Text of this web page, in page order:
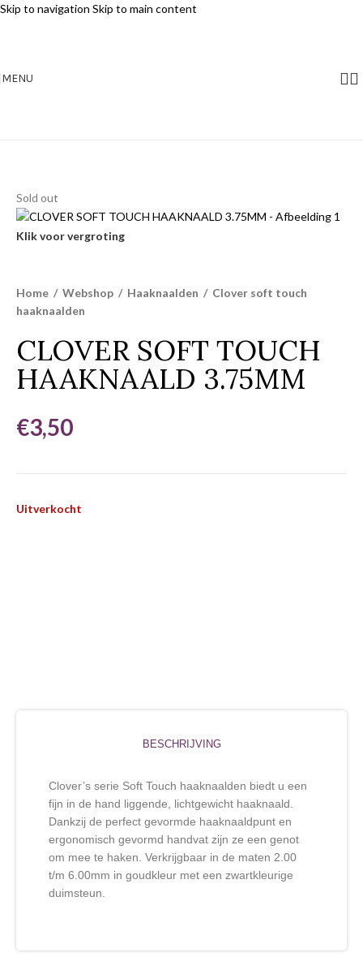
Skip to navigation Skip to main content
MENU
Sold out
Klik voor vergroting
Home / Webshop / Haaknaalden / Clover soft touch
haaknaalden
CLOVER SOFT TOUCH
HAAKNAALD 3.75MM
€3,50
Uitverkocht
BESCHRIJVING
Clover’s serie Soft Touch haaknaalden biedt u een
fijn in de hand liggende, lichtgewicht haaknaald.
Dankzij de perfect gevormde haaknaaldpunt en
ergonomisch gevormd handvat zijn ze een genot
om mee te haken. Verkrijgbaar in de maten 2.00
t/m 6.00mm in goudkleur met een zwartkleurige
duimsteun.